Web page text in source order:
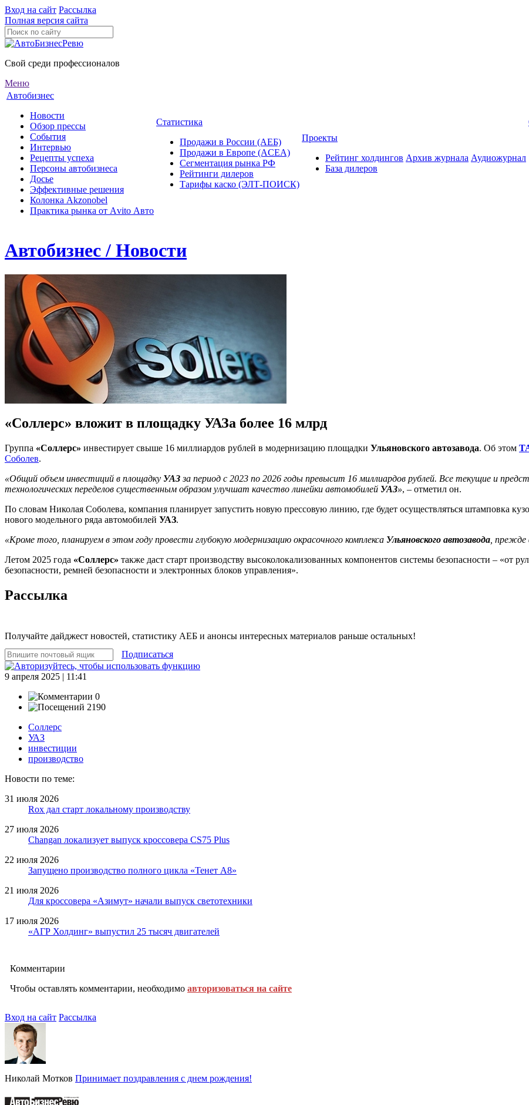
Вход на сайт Рассылка
Полная версия сайта
Свой среди профессионалов
Меню
Автобизнес
Новости
Обзор прессы
События
Интервью
Рецепты успеха
Персоны автобизнеса
Досье
Эффективные решения
Колонка Akzonobel
Практика рынка от Аvito Авто
Статистика
Продажи в России (АЕБ)
Продажи в Европе (ACEA)
Сегментация рынка РФ
Рейтинги дилеров
Тарифы каско (ЭЛТ-ПОИСК)
Проекты
Рейтинг холдингов
База дилеров
Архив журнала Аудиожурнал
Автобизнес / Новости
«Соллерс» вложит в площадку УАЗа более 16 млрд
Группа «Соллерс» инвестирует свыше 16 миллиардов рублей в модернизацию площадки Ульяновского автозавода. Об этом
Соболев.
«Общий объем инвестиций в площадку УАЗза период с 2023 по 2026 годы превысит 16 миллиардов рублей. Все текущие и
технологических переделов существенным образом улучшат качество линейки автомобилей УАЗ», – отметил он.
По словам Николая Соболева, компания планирует запустить новую прессовую линию, где будет осуществляться штамповка
нового модельного ряда автомобилей УАЗ.
«Кроме того, планируем в этом году провести глубокую модернизацию окрасочного комплекса Ульяновского автозавода ,
Летом 2025 года «Соллерс» также даст старт производству высоколокализованных компонентов системы безопасности – «от
безопасности, ремней безопасности и электронных блоков управления».
Рассылка
Получайте дайджест новостей, статистику АЕБ и анонсы интересных материалов раньше остальных!
Подписаться
9 апреля 2025 | 11:41
0
2190
Соллерс
УАЗ
инвестиции
производство
Новости по теме:
31 июля 2026
Rox дал старт локальному производству
27 июля 2026
Changan локализует выпуск кроссовера CS75 Plus
22 июля 2026
Запущено производство полного цикла «Тенет A8»
21 июля 2026
Для кроссовера «Азимут» начали выпуск светотехники
17 июля 2026
«АГР Холдинг» выпустил 25 тысяч двигателей
Комментарии
Чтобы оставлять комментарии, необходимо авторизоваться на сайте
Вход на сайт Рассылка
Николай Мотков Принимает поздравления с днем рождения!